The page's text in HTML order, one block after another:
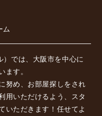
ム
）では、大阪市を中心に
ます。
努め、お部屋探しをされ
用いただけるよう、スタ
いただきます！任せてよ